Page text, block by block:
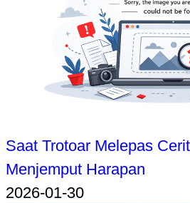
Saat Trotoar Melepas
Menjemput Harapan
2026-01-30